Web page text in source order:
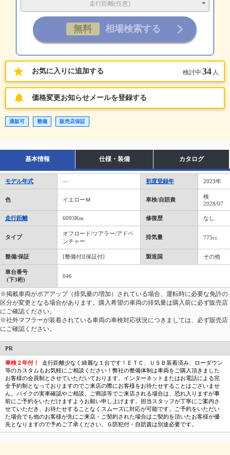
走行距離(任意)
お気に入りに追加する 検討中 34 人
価格変更お知らせメールを登録する
通販可 整備 販売店保証
基本情報 仕様・装備 カタログ
モデル年式 ― 初度登録年 2023年
色 イエローＭ 車検/自賠責
検
2028/07
走行距離 6093Km 修復歴 なし
タイプ
オフロード/ツアラー/アドベ
ンチャー
排気量 775cc
整備/保証 [整備付][保証付] 製造国 その他
車台番号
(下3桁)
046
※掲載車両がボアアップ（排気量の増加）されている場合、運転時に必要な免許の
区分が変更となる場合があります。購入希望の車両の排気量は購入前に必ず販売店
にご確認ください。
※社外マフラーが装着されている車両の車検対応状況につきましては、必ず販売店
にご確認ください。
PR
車検２年付！
走行距離少なく綺麗な１台です！ＥＴＣ、ＵＳＢ装着済み、ローダウン
等のカスタムもお気軽にご相談ください！弊社の整備体制は車両をご購入頂きました
お客様の会員制とさせていただいております。インターネットまたはお電話による完
全予約制となっておりますのでご来店の際にお客様をお待たせすることはございませ
ん。バイクの実車確認やご相談、ご商談等でご来店される場合は、恐れ入りますが事
前にご予約をいただけますようお願い申し上げます。担当スタッフが丁寧にご案内さ
せていただき、お待たせすることなくスムーズに対応が可能です。ご予約をいただい
た場合でも他のお客様が先にご来店・ご契約された場合はご契約を頂いたお客様が優
先となりますので予めご了承ください。Ｇ防犯付・自賠責は別途必要です。